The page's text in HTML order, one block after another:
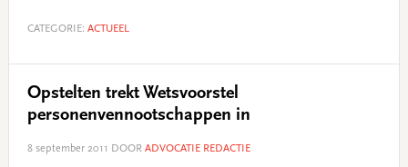
CATEGORIE: ACTUEEL
Opstelten trekt Wetsvoorstel
personenvennootschappen in
8 september 2011 DOOR ADVOCATIE REDACTIE